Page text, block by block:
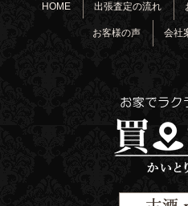
HOME 出張査定の流れ
お客様の声 会社